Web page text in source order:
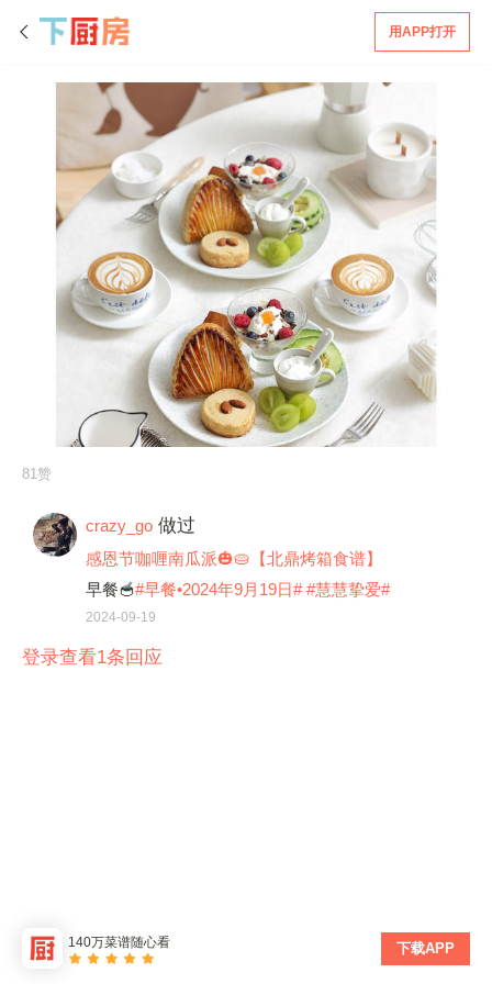
用APP打开
81赞
crazy_go 做过
感恩节咖喱南瓜派🎃🥧【北鼎烤箱食谱】
早餐🥣#早餐•2024年9月19日# #慧慧挚爱#
2024-09-19
登录查看1条回应
140万菜谱随心看 下载APP